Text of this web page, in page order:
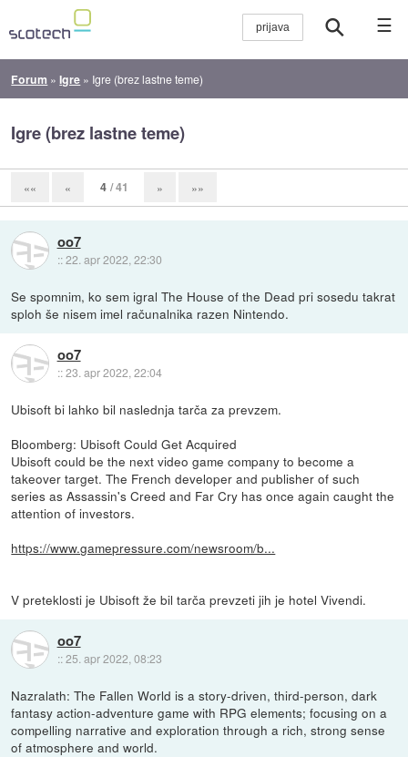
☰
Forum »Igre » Igre (brez lastne teme)
Igre (brez lastne teme)
«« « 4 / 41 » »»
oo7
::22. apr 2022, 22:30
Se spomnim, ko sem igral The House of the Dead pri sosedu takrat
sploh še nisem imel računalnika razen Nintendo.
oo7
::23. apr 2022, 22:04
Ubisoft bi lahko bil naslednja tarča za prevzem.
Bloomberg: Ubisoft Could Get Acquired
Ubisoft could be the next video game company to become a
takeover target. The French developer and publisher of such
series as Assassin's Creed and Far Cry has once again caught the
attention of investors.
https://www.gamepressure.com/newsroom/b...
V preteklosti je Ubisoft že bil tarča prevzeti jih je hotel Vivendi.
oo7
::25. apr 2022, 08:23
Nazralath: The Fallen World is a story-driven, third-person, dark
fantasy action-adventure game with RPG elements; focusing on a
compelling narrative and exploration through a rich, strong sense
of atmosphere and world.